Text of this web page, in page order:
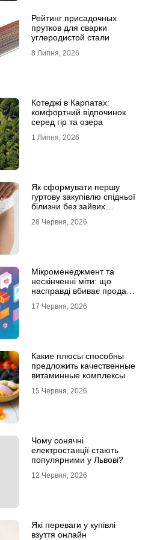
Рейтинг присадочных
прутков для сварки
углеродистой стали
8 Липня, 2026
Котеджі в Карпатах:
комфортний відпочинок
серед гір та озера
1 Липня, 2026
Як сформувати першу
гуртову закупівлю спідньої
білизни без зайвих
28 Червня, 2026
Мікроменеджмент та
нескінченні міти: що
насправді вбиває продажі
17 Червня, 2026
Какие плюсы способны
предложить качественные
витаминные комплексы
15 Червня, 2026
Чому сонячні
електростанції стають
популярними у Львові?
12 Червня, 2026
Які переваги у купівлі
взуття онлайн